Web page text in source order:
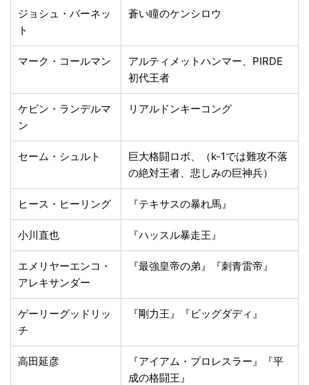
ジョシュ・バーネッ
ト
蒼い瞳のケンシロウ
マーク・コールマン
アルティメットハンマー、PIRDE
初代王者
ケビン・ランデルマ
ン
リアルドンキーコング
セーム・シュルト
巨大格闘ロボ、（k-1では難攻不落
の絶対王者、悲しみの巨神兵）
ヒース・ヒーリング 『テキサスの暴れ馬』
小川直也 『ハッスル暴走王』
エメリヤーエンコ・
アレキサンダー
『最強皇帝の弟』『刺青雷帝』
ゲーリーグッドリッ
チ
『剛力王』『ビッグダディ』
高田延彦
『アイアム・プロレスラー』『平
成の格闘王』